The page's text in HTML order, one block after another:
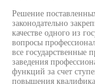
Решение
законодательно
качестве одного из
вопросы
все государственные
заведения
функций за счет
повышения